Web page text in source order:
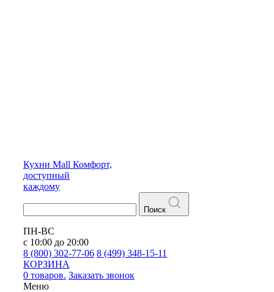
Кухни Mall Комфорт,
доступный
каждому
Поиск
ПН-ВС
с 10:00 до 20:00
8 (800) 302-77-06 8 (499) 348-15-11
КОРЗИНА
0 товаров. Заказать звонок
Меню